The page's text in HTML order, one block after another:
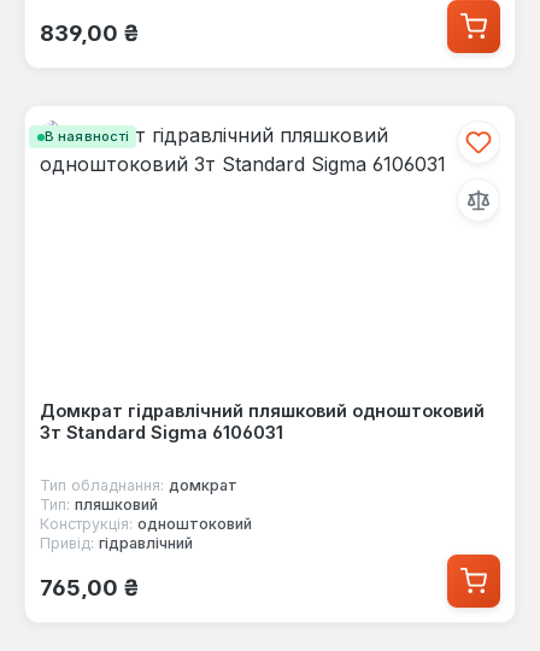
Звичайна ціна:
839,00 ₴
В наявності
Домкрат гідравлічний пляшковий одноштоковий
3т Standard Sigma 6106031
Тип обладнання: домкрат
Тип: пляшковий
Конструкція: одноштоковий
Привід: гідравлічний
Звичайна ціна:
765,00 ₴